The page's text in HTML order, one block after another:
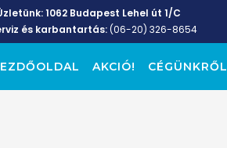
1062 Budapest Lehel út 1/C
és karbantartás:(06-20) 326-8654
AKCIÓ! CÉGÜNKRŐL